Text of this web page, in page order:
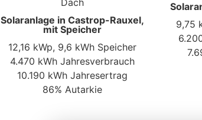
Solaranlage in Castrop-Rauxel,
mit Speicher
12,16 kWp, 9,6 kWh Speicher
4.470 kWh Jahresverbrauch
10.190 kWh Jahresertrag
86% Autarkie
9,75